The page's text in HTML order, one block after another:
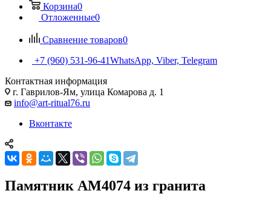
Корзина0
Отложенные0
Сравнение товаров0
+7 (960) 531-96-41WhatsApp, Viber, Telegram
Контактная информация
г. Гаврилов-Ям, улица Комарова д. 1
info@art-ritual76.ru
Вконтакте
Памятник AM4074 из гранита